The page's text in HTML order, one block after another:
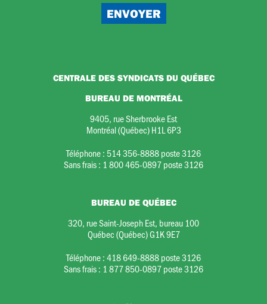
CENTRALE DES SYNDICATS DU QUÉBEC
BUREAU DE MONTRÉAL
9405, rue Sherbrooke Est
Montréal (Québec) H1L 6P3
Téléphone : 514 356-8888 poste 3126
Sans frais : 1 800 465-0897 poste 3126
BUREAU DE QUÉBEC
320, rue Saint-Joseph Est, bureau 100
Québec (Québec) G1K 9E7
Téléphone :418 649-8888 poste 3126
Sans frais : 1 877 850-0897 poste 3126